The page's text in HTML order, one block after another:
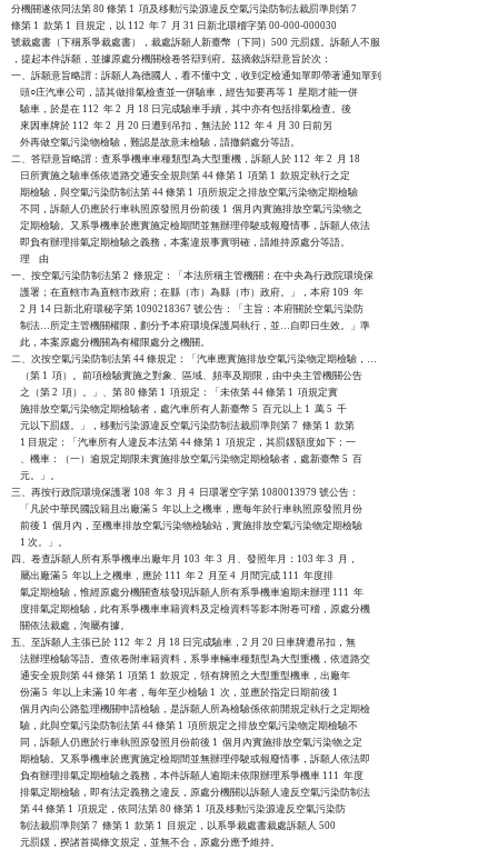
分機關遂依同法第 80 條第 1  項及移動污染源違反空氣污染防制法裁罰準則第 7
條第 1  款第 1  目規定，以 112  年 7  月 31 日新北環稽字第 00-000-000030
號裁處書（下稱系爭裁處書），裁處訴願人新臺幣（下同）500 元罰鍰。訴願人不服
，提起本件訴願，並據原處分機關檢卷答辯到府。茲摘敘訴辯意旨於次：
一、訴願意旨略謂：訴願人為德國人，看不懂中文，收到定檢通知單即帶著通知單到
    頭○庄汽車公司，請其做排氣檢查並一併驗車，經告知要再等 1  星期才能一併
    驗車，於是在 112  年 2  月 18 日完成驗車手續，其中亦有包括排氣檢查。後
    來因車牌於 112  年 2  月 20 日遭到吊扣，無法於 112  年 4  月 30 日前另
    外再做空氣污染物檢驗，難認是故意未檢驗，請撤銷處分等語。
二、答辯意旨略謂：查系爭機車車種類型為大型重機，訴願人於 112  年 2  月 18
    日所實施之驗車係依道路交通安全規則第 44 條第 1  項第 1  款規定執行之定
    期檢驗，與空氣污染防制法第 44 條第 1  項所規定之排放空氣污染物定期檢驗
    不同，訴願人仍應於行車執照原發照月份前後 1  個月內實施排放空氣污染物之
    定期檢驗。又系爭機車於應實施定檢期間並無辦理停駛或報廢情事，訴願人依法
    即負有辦理排氣定期檢驗之義務，本案違規事實明確，請維持原處分等語。
    理    由
一、按空氣污染防制法第 2  條規定：「本法所稱主管機關：在中央為行政院環境保
    護署；在直轄市為直轄市政府；在縣（市）為縣（巿）政府。」，本府 109  年
    2 月 14 日新北府環秘字第 1090218367 號公告：「主旨：本府關於空氣污染防
    制法…所定主管機關權限，劃分予本府環境保護局執行，並…自即日生效。」準
    此，本案原處分機關為有權限處分之機關。
二、次按空氣污染防制法第 44 條規定：「汽車應實施排放空氣污染物定期檢驗，…
    （第 1  項）。前項檢驗實施之對象、區域、頻率及期限，由中央主管機關公告
    之（第 2  項）。」、第 80 條第 1  項規定：「未依第 44 條第 1  項規定實
    施排放空氣污染物定期檢驗者，處汽車所有人新臺幣 5  百元以上 1  萬 5  千
    元以下罰鍰。」，移動污染源違反空氣污染防制法裁罰準則第 7  條第 1  款第
    1 目規定：「汽車所有人違反本法第 44 條第 1  項規定，其罰鍰額度如下：一
    、機車：（一）逾規定期限未實施排放空氣污染物定期檢驗者，處新臺幣 5  百
    元。」。
三、再按行政院環境保護署 108  年 3  月 4  日環署空字第 1080013979 號公告：
    「凡於中華民國設籍且出廠滿 5  年以上之機車，應每年於行車執照原發照月份
    前後 1  個月內，至機車排放空氣污染物檢驗站，實施排放空氣污染物定期檢驗
    1 次。」。
四、卷查訴願人所有系爭機車出廠年月 103  年 3  月、發照年月：103 年 3  月，
    屬出廠滿 5  年以上之機車，應於 111  年 2  月至 4  月間完成 111  年度排
    氣定期檢驗，惟經原處分機關查核發現訴願人所有系爭機車逾期未辦理 111  年
    度排氣定期檢驗，此有系爭機車車籍資料及定檢資料等影本附卷可稽，原處分機
    關依法裁處，洵屬有據。
五、至訴願人主張已於 112  年 2  月 18 日完成驗車，2 月 20 日車牌遭吊扣，無
    法辦理檢驗等語。查依卷附車籍資料，系爭車輛車種類型為大型重機，依道路交
    通安全規則第 44 條第 1  項第 1  款規定，領有牌照之大型重型機車，出廠年
    份滿 5  年以上未滿 10 年者，每年至少檢驗 1  次，並應於指定日期前後 1
    個月內向公路監理機關申請檢驗，是訴願人所為檢驗係依前開規定執行之定期檢
    驗，此與空氣污染防制法第 44 條第 1  項所規定之排放空氣污染物定期檢驗不
    同，訴願人仍應於行車執照原發照月份前後 1  個月內實施排放空氣污染物之定
    期檢驗。又系爭機車於應實施定檢期間並無辦理停駛或報廢情事，訴願人依法即
    負有辦理排氣定期檢驗之義務，本件訴願人逾期未依限辦理系爭機車 111  年度
    排氣定期檢驗，即有法定義務之違反，原處分機關以訴願人違反空氣污染防制法
    第 44 條第 1  項規定，依同法第 80 條第 1  項及移動污染源違反空氣污染防
    制法裁罰準則第 7  條第 1  款第 1  目規定，以系爭裁處書裁處訴願人 500
    元罰鍰，揆諸首揭條文規定，並無不合，原處分應予維持。